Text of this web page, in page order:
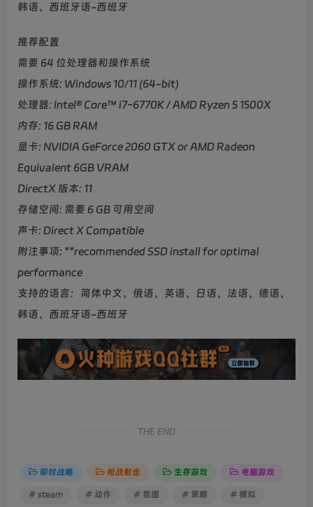
韩语、西班牙语-西班牙
推荐配置
需要 64 位处理器和操作系统
操作系统: Windows 10/11 (64-bit)
处理器: Intel® Core™ i7-6770K / AMD Ryzen 5 1500X
内存: 16 GB RAM
显卡: NVIDIA GeForce 2060 GTX or AMD Radeon
Equivalent 6GB VRAM
DirectX 版本: 11
存储空间: 需要 6 GB 可用空间
声卡: Direct X Compatible
附注事项: **recommended SSD install for optimal
performance
支持的语言：简体中文、俄语、英语、日语、法语、德语、
韩语、西班牙语-西班牙
THE END
即时战略 枪战射击 生存游戏 电脑游戏
# steam # 动作 # 氛围 # 策略 # 模拟